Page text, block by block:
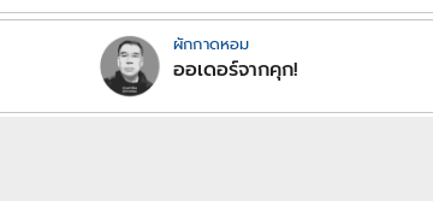
ผักกาดหอม
ออเดอร์จากคุก!